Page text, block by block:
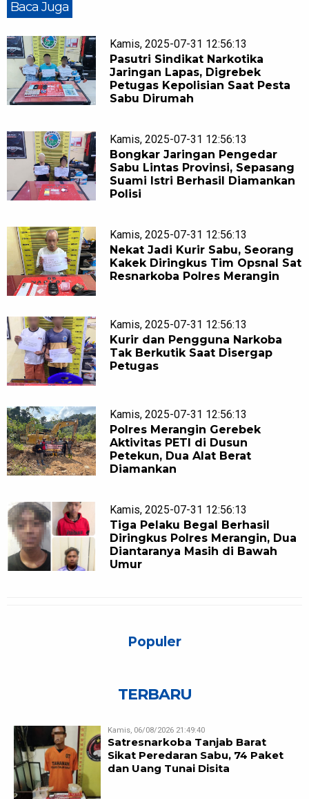
Baca Juga
Kamis, 2025-07-31 12:56:13
Pasutri Sindikat Narkotika
Jaringan Lapas, Digrebek
Petugas Kepolisian Saat Pesta
Sabu Dirumah
Kamis, 2025-07-31 12:56:13
Bongkar Jaringan Pengedar
Sabu Lintas Provinsi, Sepasang
Suami Istri Berhasil Diamankan
Polisi
Kamis, 2025-07-31 12:56:13
Nekat Jadi Kurir Sabu, Seorang
Kakek Diringkus Tim Opsnal Sat
Resnarkoba Polres Merangin
Kamis, 2025-07-31 12:56:13
Kurir dan Pengguna Narkoba
Tak Berkutik Saat Disergap
Petugas
Kamis, 2025-07-31 12:56:13
Polres Merangin Gerebek
Aktivitas PETI di Dusun
Petekun, Dua Alat Berat
Diamankan
Kamis, 2025-07-31 12:56:13
Tiga Pelaku Begal Berhasil
Diringkus Polres Merangin, Dua
Diantaranya Masih di Bawah
Umur
Populer
TERBARU
Kamis, 06/08/2026 21:49:40
Satresnarkoba Tanjab Barat
Sikat Peredaran Sabu, 74 Paket
dan Uang Tunai Disita